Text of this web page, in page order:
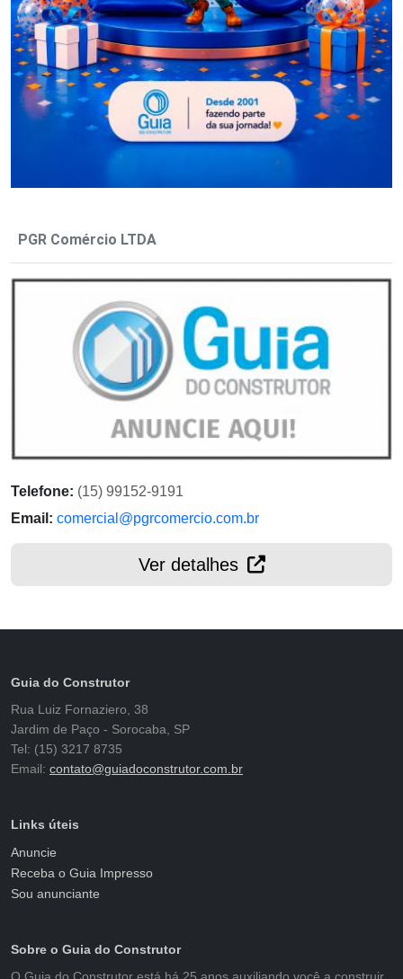
PGR Comércio LTDA
Telefone: (15) 99152-9191
Email: comercial@pgrcomercio.com.br
Ver detalhes
Guia do Construtor
Rua Luiz Fornaziero, 38
Jardim de Paço - Sorocaba, SP
Tel: (15) 3217 8735
Email: contato@guiadoconstrutor.com.br
Links úteis
Anuncie
Receba o Guia Impresso
Sou anunciante
Sobre o Guia do Construtor